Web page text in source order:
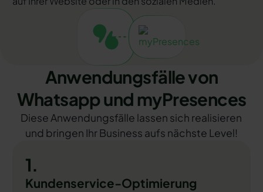
Anwendungsfälle von
Whatsapp und myPresences
Diese Anwendungsfälle lassen sich realisieren
und bringen Ihr Business aufs nächste Level!
1.
Kundenservice-Optimierung